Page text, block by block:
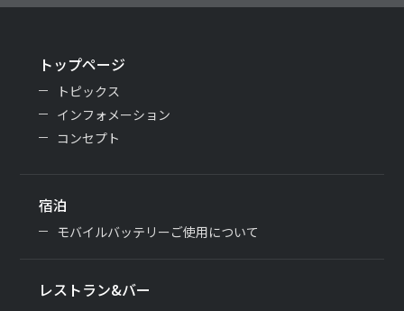
トップページ
トピックス
インフォメーション
コンセプト
宿泊
モバイルバッテリーご使用について
レストラン&バー